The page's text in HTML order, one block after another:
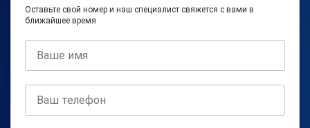
Оставьте свой номер и наш специалист свяжется с вами в
ближайшее время